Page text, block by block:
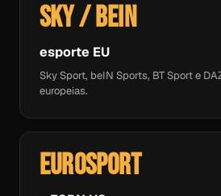
Sky / beIN
esporte EU
Sky Sport, beIN Sports, BT Sport e
europeias.
Eurosport